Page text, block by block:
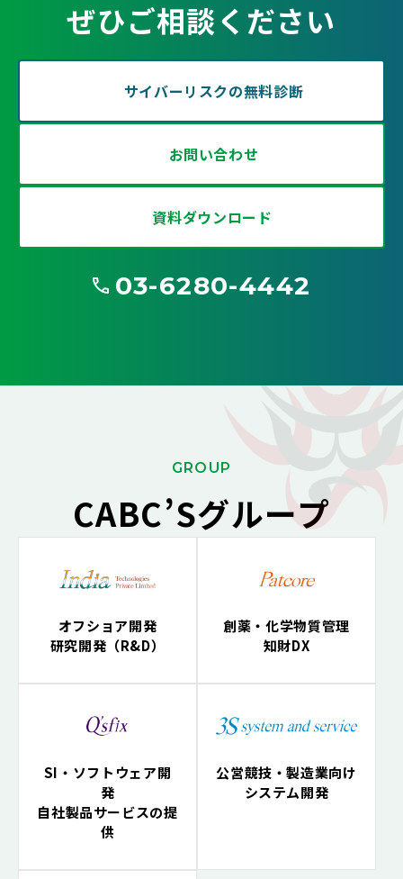
ぜひご相談ください
サイバーリスクの無料診断
お問い合わせ
資料ダウンロード
03-6280-4442
GROUP
CABC’Sグループ
オフショア開発
研究開発（R&D）
創薬・化学物質管理
知財DX
SI・ソフトウェア開
発
自社製品サービスの提
供
公営競技・製造業向け
システム開発